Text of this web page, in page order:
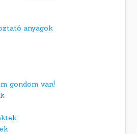
anyagok
gondom van!